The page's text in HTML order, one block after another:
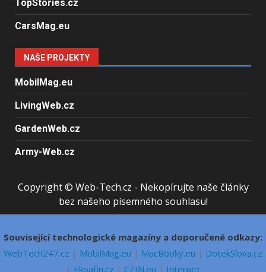
TopStories.cz
CarsMag.eu
NAŠE PROJEKTY
MobilMag.eu
LivingWeb.cz
GardenWeb.cz
Army-Web.cz
Copyright © Web-Tech.cz - Nekopírujte naše články
bez našeho písemného souhlasu!
Související technologické magazíny a doporučené odkazy:
WebTech247.cz | MobilMag.eu | MacBooky.eu | DotekSlova.cz
| Ekoafin.cz | CZIN.eu | Internet